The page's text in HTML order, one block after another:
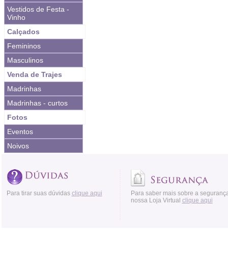
Vestidos de Festa -
Vinho
Calçados
Femininos
Masculinos
Venda de Trajes
Madrinhas
Madrinhas - curtos
Fotos
Eventos
Noivos
Para tirar suas dúvidas clique aqui
Para saber mais sobre a
nossa Loja Virtual clique aqui